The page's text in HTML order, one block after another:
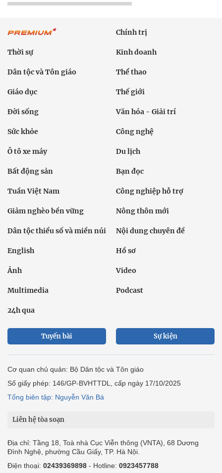
Chính trị
Thời sự Kinh doanh
Dân tộc và Tôn giáo Thể thao
Giáo dục Thế giới
Đời sống Văn hóa - Giải trí
Sức khỏe Công nghệ
Ô tô xe máy Du lịch
Bất động sản Bạn đọc
Tuần Việt Nam Công nghiệp hỗ trợ
Giảm nghèo bền vững Nông thôn mới
Dân tộc thiểu số và miền núi Nội dung chuyên đề
English Hồ sơ
Ảnh Video
Multimedia Podcast
24h qua
Tuyến bài Sự kiện
Cơ quan chủ quản: Bộ Dân tộc và Tôn giáo
Số giấy phép: 146/GP-BVHTTDL, cấp ngày 17/10/2025
Tổng biên tập: Nguyễn Văn Bá
Liên hệ tòa soạn
Địa chỉ: Tầng 18, Toà nhà Cục Viễn thông (VNTA), 68 Dương
Đình Nghệ, phường Cầu Giấy, TP. Hà Nội.
Điện thoại: 02439369898 - Hotline: 0923457788